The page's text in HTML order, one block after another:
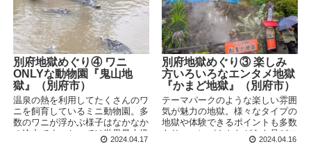
別府地獄めぐり④ ワニ
ONLYな動物園『鬼山地
獄』（別府市）
温泉の熱を利用してたくさんのワ
ニを飼育しているミニ動物園。多
数のワニが浮かぶ様子はなかなか
の迫力です。かつては世界最大級
の巨大ワニ「イチロウ」も暮らし
2024.04.17
別府地獄めぐり③ 楽しみ
方いろいろなエンタメ地獄
『かまど地獄』（別府市）
テーマパークのような楽しい雰囲
気が魅力の地獄。様々なタイプの
地獄や体験できるポイントも多数
あり、コンパクトながらも見どこ
ろはぎっしりと詰まっています。
2024.04.16